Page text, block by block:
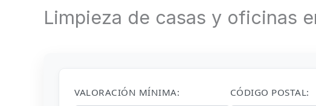
Limpieza de casas y oficinas
VALORACIÓN MÍNIMA: CÓDIGO POSTAL: